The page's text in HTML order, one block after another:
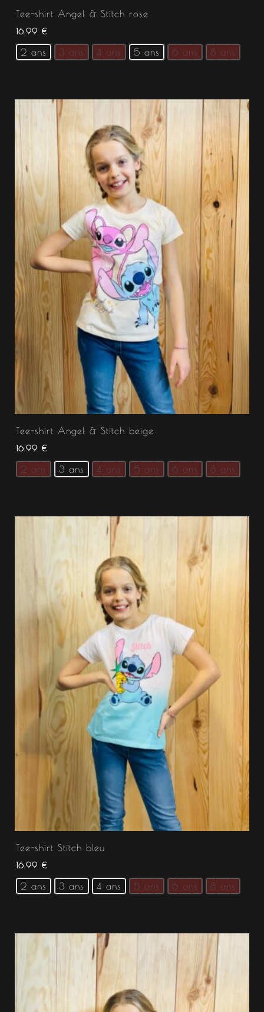
Tee-shirt Angel & Stitch rose
16.99 €
2 ans 3 ans 4 ans 5 ans 6 ans 8 ans
Tee-shirt Angel & Stitch beige
16.99 €
2 ans 3 ans 4 ans 5 ans 6 ans 8 ans
Tee-shirt Stitch bleu
16.99 €
2 ans 3 ans 4 ans 5 ans 6 ans 8 ans